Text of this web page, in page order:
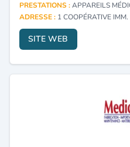
PRESTATIONS :APPAREILS
ADRESSE : 1 COOPÉRATIVE IMM. EL ASSEL
SITE WEB